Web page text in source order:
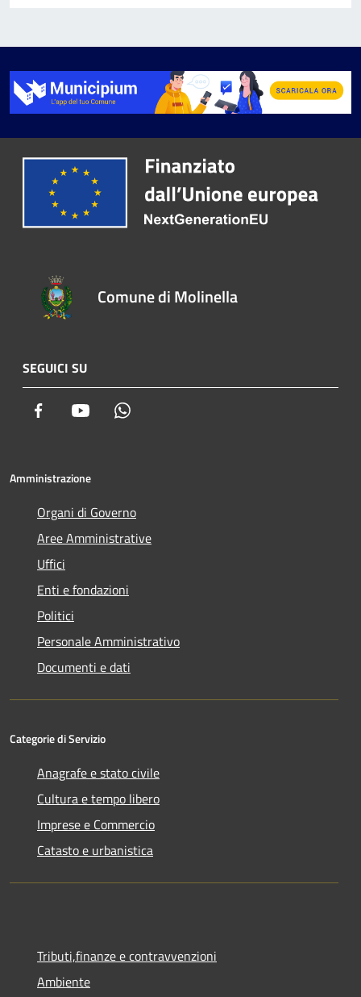
Comune di Molinella
SEGUICI SU
Facebook Youtube
Amministrazione
Organi di Governo
Aree Amministrative
Uffici
Enti e fondazioni
Politici
Personale Amministrativo
Documenti e dati
Categorie di Servizio
Anagrafe e stato civile
Cultura e tempo libero
Imprese e Commercio
Catasto e urbanistica
Tributi,finanze e contravvenzioni
Ambiente